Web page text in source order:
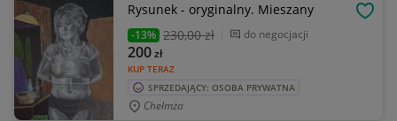
Rysunek - oryginalny. Mieszany
-13% 230,00 zł do negocjacji
KUP TERAZ
200zł
SPRZEDAJĄCY: OSOBA PRYWATNA
Chełmża